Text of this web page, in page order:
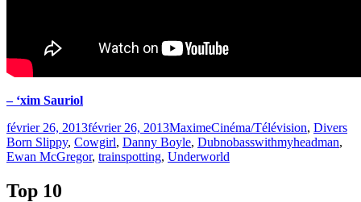
– ‘xim Sauriol
Publié
le
février 26, 2013février 26, 2013MaximeCatégories
Cinéma/Télévision, Divers
Born Slippy, Cowgirl, Danny Boyle, Dubnobasswithmyheadman,
Ewan McGregor, trainspotting, Underworld
Top 10